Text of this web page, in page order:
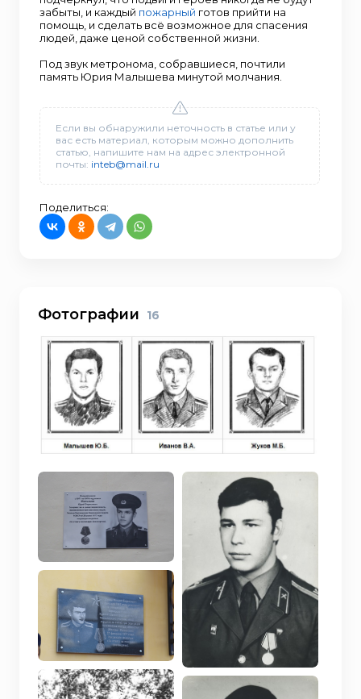
забыты, и каждый пожарный готов прийти на
помощь, и сделать всё возможное для спасения
людей, даже ценой собственной жизни.
Под звук метронома, собравшиеся, почтили
память Юрия Малышева минутой молчания.
Если вы обнаружили неточность в статье или у
вас есть материал, которым можно дополнить
статью, напишите нам на адрес электронной
почты: inteb@mail.ru
Поделиться:
Фотографии 16